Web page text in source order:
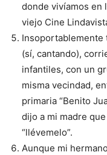
donde vivíamos en
viejo Cine
Insoportablemente
(sí, cantando),
infantiles, con un
misma vecindad,
primaria “Benito
dijo a mi madre
“llévemelo”.
Aunque mi